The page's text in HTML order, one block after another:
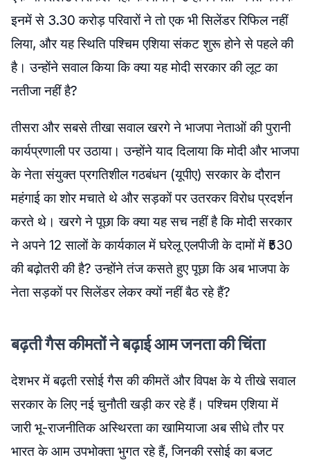
इनमें से 3.30 करोड़ परिवारों ने तो एक भी सिलेंडर रिफिल नहीं
लिया, और यह स्थिति पश्चिम एशिया संकट शुरू होने से पहले की
है। उन्होंने सवाल किया कि क्या यह मोदी सरकार की लूट का
नतीजा नहीं है?
तीसरा और सबसे तीखा सवाल खरगे ने भाजपा नेताओं की पुरानी
कार्यप्रणाली पर उठाया। उन्होंने याद दिलाया कि मोदी और भाजपा
के नेता संयुक्त प्रगतिशील गठबंधन (यूपीए) सरकार के दौरान
महंगाई का शोर मचाते थे और सड़कों पर उतरकर विरोध प्रदर्शन
करते थे। खरगे ने पूछा कि क्या यह सच नहीं है कि मोदी सरकार
ने अपने 12 सालों के कार्यकाल में घरेलू एलपीजी के दामों में ₹530
की बढ़ोतरी की है? उन्होंने तंज कसते हुए पूछा कि अब भाजपा के
नेता सड़कों पर सिलेंडर लेकर क्यों नहीं बैठ रहे हैं?
बढ़ती गैस कीमतों ने बढ़ाई आम जनता की चिंता
देशभर में बढ़ती रसोई गैस की कीमतें और विपक्ष के ये तीखे सवाल
सरकार के लिए नई चुनौती खड़ी कर रहे हैं। पश्चिम एशिया में
जारी भू-राजनीतिक अस्थिरता का खामियाजा अब सीधे तौर पर
भारत के आम उपभोक्ता भुगत रहे हैं, जिनकी रसोई का बजट